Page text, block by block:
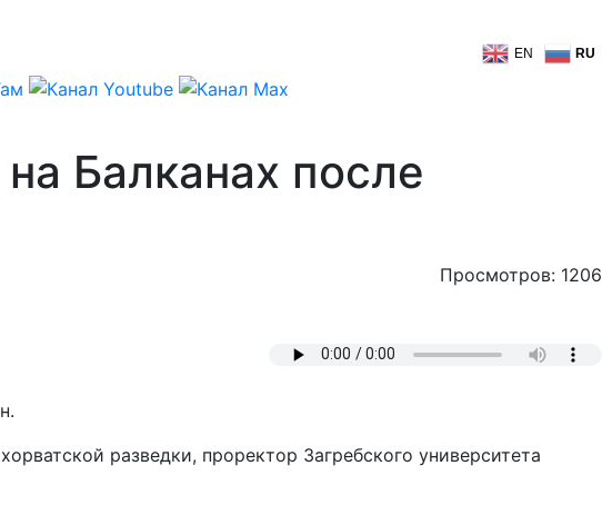
EN RU
Балканах после
Просмотров: 1206
разведки, проректор Загребского университета